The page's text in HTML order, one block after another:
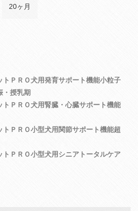
20ヶ月
トＰＲＯ犬用発育サポート機能小粒子
・授乳期
トＰＲＯ犬用腎臓・心臓サポート機能
ＰＲＯ小型犬用関節サポート機能超
トＰＲＯ小型犬用シニアトータルケア